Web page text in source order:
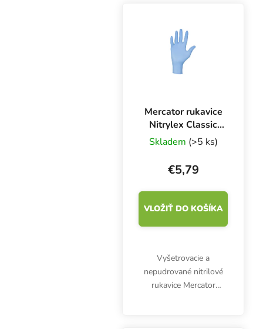
vegetačného cyklu
jednoducho, rýchlo a...
Mercator rukavice
Nitrylex Classic
BLUE L, 100 ks
Skladem (>5 ks)
€5,79
VLOŽIŤ DO KOŠÍKA
Vyšetrovacie a
nepudrované nitrilové
rukavice Mercator